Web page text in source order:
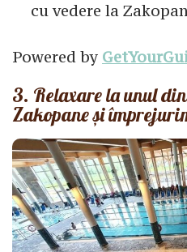
cu vedere la
Powered by
3. Relaxare la unul
Zakopane și